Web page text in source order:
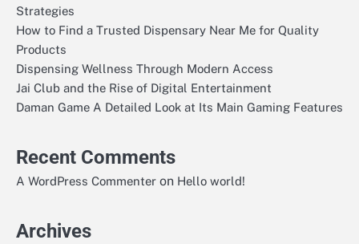
Strategies
How to Find a Trusted Dispensary Near Me for Quality
Products
Dispensing Wellness Through Modern Access
Jai Club and the Rise of Digital Entertainment
Daman Game A Detailed Look at Its Main Gaming Features
Recent Comments
A WordPress Commenter on Hello world!
Archives